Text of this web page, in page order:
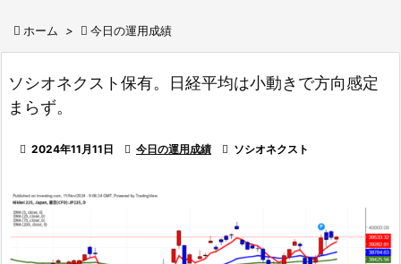
 ホーム >  今日の運用成績
ソシオネクスト保有。日経平均は小動きで方向感定
まらず。
 2024年11月11日  今日の運用成績  ソシオネクスト